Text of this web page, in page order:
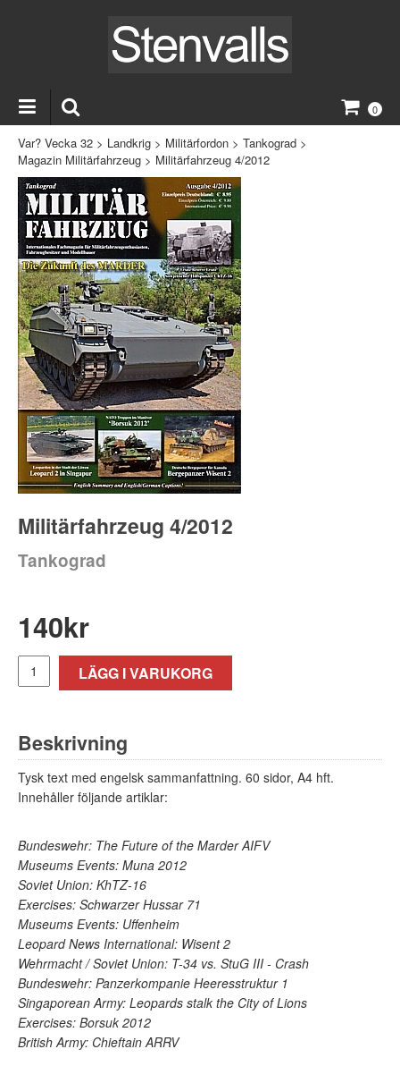
0
Var? Vecka 32 > Landkrig > Militärfordon > Tankograd >
Magazin Militärfahrzeug > Militärfahrzeug 4/2012
Militärfahrzeug 4/2012
Tankograd
140kr
LÄGG I VARUKORG
Beskrivning
Tysk text med engelsk sammanfattning. 60 sidor, A4 hft.
Innehåller följande artiklar:
Bundeswehr: The Future of the Marder AIFV
Museums Events: Muna 2012
Soviet Union: KhTZ-16
Exercises: Schwarzer Hussar 71
Museums Events: Uffenheim
Leopard News International: Wisent 2
Wehrmacht / Soviet Union: T-34 vs. StuG III - Crash
Bundeswehr: Panzerkompanie Heeresstruktur 1
Singaporean Army: Leopards stalk the City of Lions
Exercises: Borsuk 2012
British Army: Chieftain ARRV